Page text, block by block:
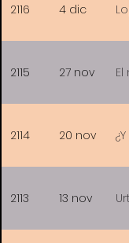
2116 4 dic
2115 27 nov
2114 20 nov
2113 13 nov